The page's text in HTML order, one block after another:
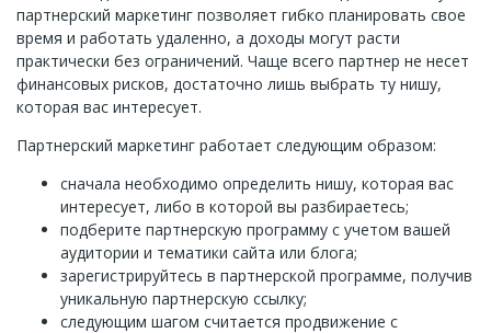
партнерский маркетинг позволяет гибко планировать свое
время и работать удаленно, а доходы могут расти
практически без ограничений. Чаще всего партнер не несет
финансовых рисков, достаточно лишь выбрать ту нишу,
которая вас интересует.
Партнерский маркетинг работает следующим образом:
сначала необходимо определить нишу, которая вас
интересует, либо в которой вы разбираетесь;
подберите партнерскую программу с учетом вашей
аудитории и тематики сайта или блога;
зарегистрируйтесь в партнерской программе, получив
уникальную партнерскую ссылку;
следующим шагом считается продвижение с